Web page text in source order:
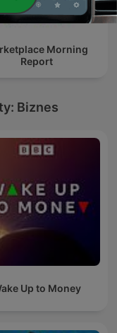
Morning
Report
Biznes
Up to Money